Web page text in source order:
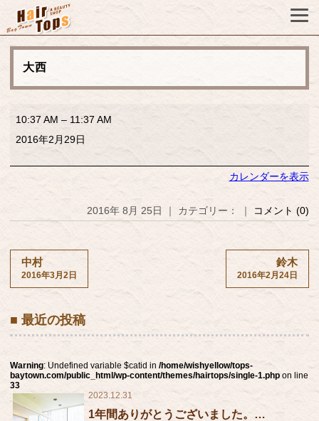
大西
西10:37 AM – 11:37 AM
2016年2月29日
カレンダーを表示
2016年 8月 25日 ｜ カテゴリー： ｜ コメント (0)
中村
2016年3月2日
鈴木
2016年2月24日
■ 最近の投稿
Warning: Undefined variable $catid in/home/wishyellow/tops-
baytown.com/public_html/wp-content/themes/hairtops/single-1.php on line
33
2023.12.31
1年間ありがとうございました。…